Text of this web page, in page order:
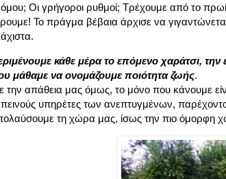
Οι γρήγοροι ρυθμοί; Τρέχουμε από το
Το πράγμα βέβαια άρχισε να
κάθε μέρα το επόμενο χαράτσι,
μάθαμε να ονομάζουμε ποιότητα ζωής.
την απάθεια μας όμως, το μόνο που κάνουμε
υπηρέτες των ανεπτυγμένων,
τη χώρα μας, ίσως την πιο όμορφη